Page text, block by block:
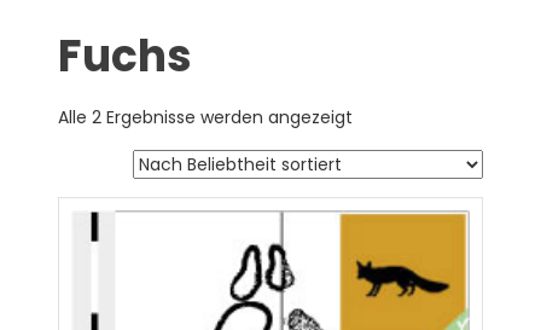
Fuchs
Alle 2 Ergebnisse werden angezeigt